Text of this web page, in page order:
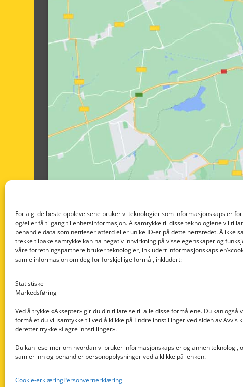
For å gi de beste opplevelsene bruker vi teknologier som informasjonskapsler
og/eller få tilgang til enhetsinformasjon. Å samtykke til disse teknologiene vil
behandle data som nettleser atferd eller unike ID-er på dette nettstedet. Å ikke
trekke tilbake samtykke kan ha negativ innvirkning på visse egenskaper og
våre forretningspartnere bruker teknologier, inkludert informasjonskapsler/
samle informasjon om deg for forskjellige formål, inkludert:
Statistiske
Markedsføring
Ved å trykke «Aksepter» gir du din tillatelse til alle disse formålene. Du kan også
formålet du vil samtykke til ved å klikke på Endre innstillinger ved siden av Avvis
deretter trykke «Lagre innstillinger».
Du kan lese mer om hvordan vi bruker informasjonskapsler og annen teknologi,
samler inn og behandler personopplysninger ved å klikke på lenken.
Cookie-erklæringPersonvernerklæring
Nedre Nøttveit 60, 5238 Rådal
Org. nr: 996430022